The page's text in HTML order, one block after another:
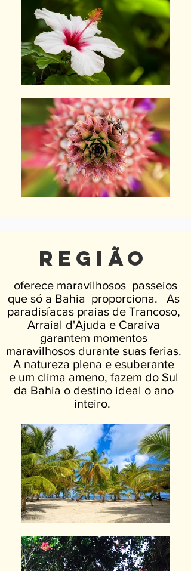
Região
oferece maravilhosos passeios
que só a Bahia proporciona.
​ As
paradisíacas praias de Trancoso,
Arraial d'Ajuda e Caraiva
garantem momentos
maravilhosos durante suas ferias.
A natureza plena e esuberante
e um clima ameno, fazem do Sul
da Bahia o destino ideal o ano
inteiro.